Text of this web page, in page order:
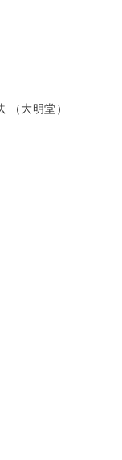
（大明堂）